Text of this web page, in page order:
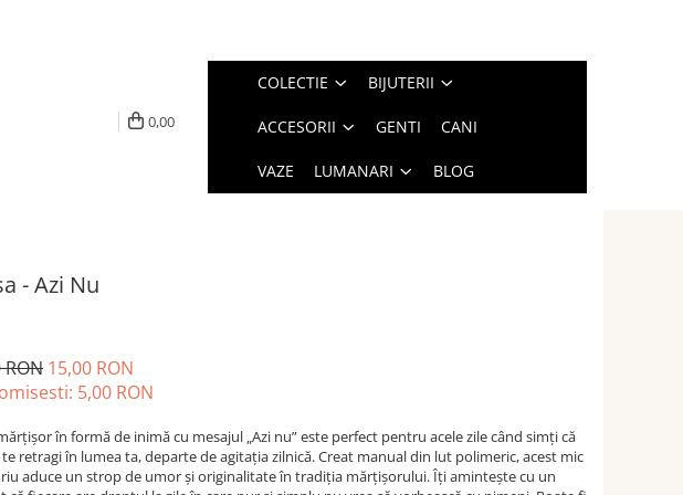
0,00
COLECTIE BIJUTERII
ACCESORII GENTI CANI
VAZE LUMANARI BLOG
- Azi Nu
RON 15,00 RON
5,00 RON
în formă de inimă cu mesajul „Azi nu” este perfect pentru acele zile când simți că
te retragi în lumea ta, departe de agitația zilnică. Creat manual din lut polimeric, acest mic
aduce un strop de umor și originalitate în tradiția mărțișorului. Îți amintește cu un